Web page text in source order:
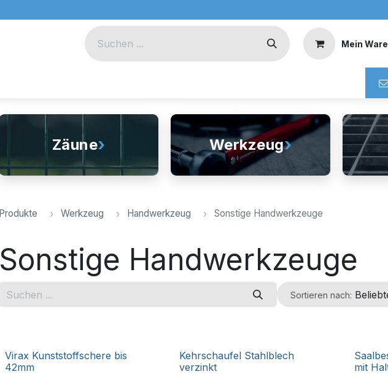
Mein
Zäune› Werkzeug›
Produkte Werkzeug Handwerkzeug Sonstige Handwerkzeuge
Sonstige Handwerkzeuge
Sortieren nach:
Virax Kunststoffschere bis
42mm
Kehrschaufel Stahlblech
verzinkt
mit